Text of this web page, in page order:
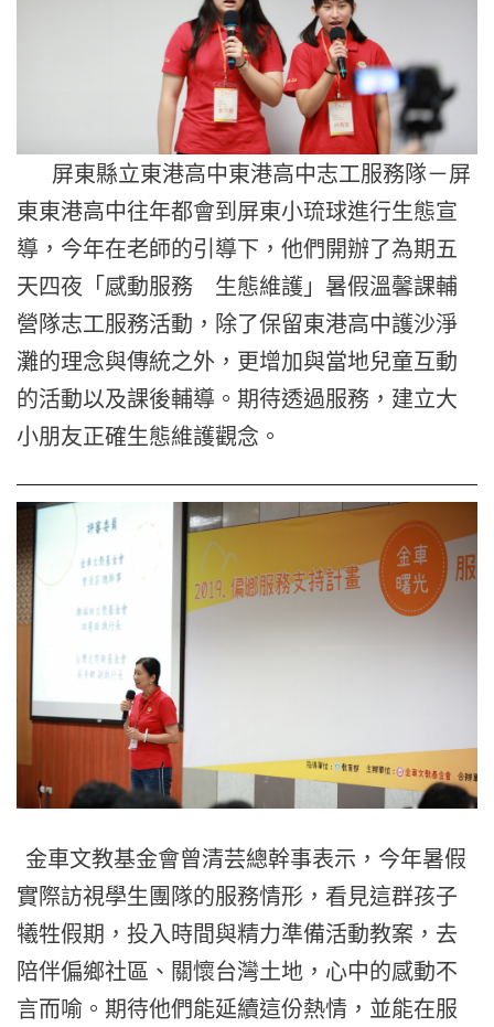
屏東縣立東港高中東港高中志工服務隊－屏
東東港高中往年都會到屏東小琉球進行生態宣
導， 今年在老師的引導下，他們開辦了為期五
天四夜「感動服務 生態維護」暑假溫馨課輔
營隊志工服務活動， 除了保留東港高中護沙淨
灘的理念與傳統之外， 更增加與當地兒童互動
的活動以及課後輔導。期待透過服務， 建立大
小朋友正確生態維護觀念。
金車文教基金會曾清芸總幹事表示， 今年暑假
實際訪視學生團隊的服務情形，看見這群孩子
犧牲假期， 投入時間與精力準備活動教案，去
陪伴偏鄉社區、關懷台灣土地， 心中的感動不
言而喻。期待他們能延續這份熱情， 並能在服